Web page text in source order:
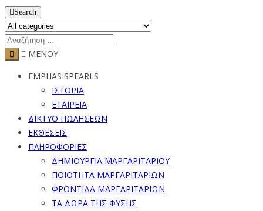
Search
ΜΕΝΟΥ
EMPHASISPEARLS
ΙΣΤΟΡΙΑ
ΕΤΑΙΡΕΙΑ
ΔΙΚΤΥΟ ΠΩΛΗΣΕΩΝ
ΕΚΘΕΣΕΙΣ
ΠΛΗΡΟΦΟΡΙΕΣ
ΔΗΜΙΟΥΡΓΙΑ ΜΑΡΓΑΡΙΤΑΡΙΟΥ
ΠΟΙΟΤΗΤΑ ΜΑΡΓΑΡΙΤΑΡΙΩΝ
ΦΡΟΝΤΙΔΑ ΜΑΡΓΑΡΙΤΑΡΙΩΝ
ΤΑ ΔΩΡΑ ΤΗΣ ΦΥΣΗΣ